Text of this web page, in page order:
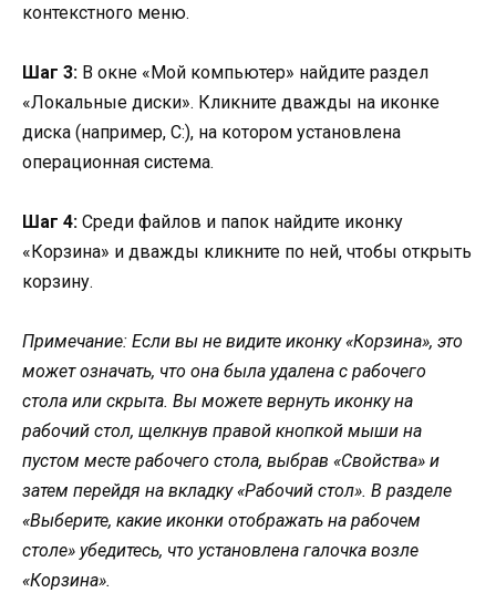
контекстного меню.
Шаг 3: В окне «Мой компьютер» найдите раздел
«Локальные диски». Кликните дважды на иконке
диска (например, C:), на котором установлена
операционная система.
Шаг 4: Среди файлов и папок найдите иконку
«Корзина» и дважды кликните по ней, чтобы открыть
корзину.
Примечание: Если вы не видите иконку «Корзина», это
может означать, что она была удалена с рабочего
стола или скрыта. Вы можете вернуть иконку на
рабочий стол, щелкнув правой кнопкой мыши на
пустом месте рабочего стола, выбрав «Свойства» и
затем перейдя на вкладку «Рабочий стол». В разделе
«Выберите, какие иконки отображать на рабочем
столе» убедитесь, что установлена галочка возле
«Корзина».